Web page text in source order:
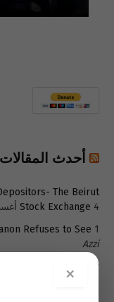
أحدث المقالات
The Beirut
Stock Exchange 4 أغسطس 2026
Refuses to See 1 أغسطس 2026
Azzi
builds new security
framework
×